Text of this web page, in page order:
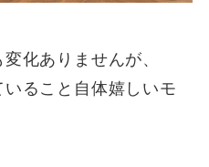
化ありませんが、
ること自体嬉しいモ